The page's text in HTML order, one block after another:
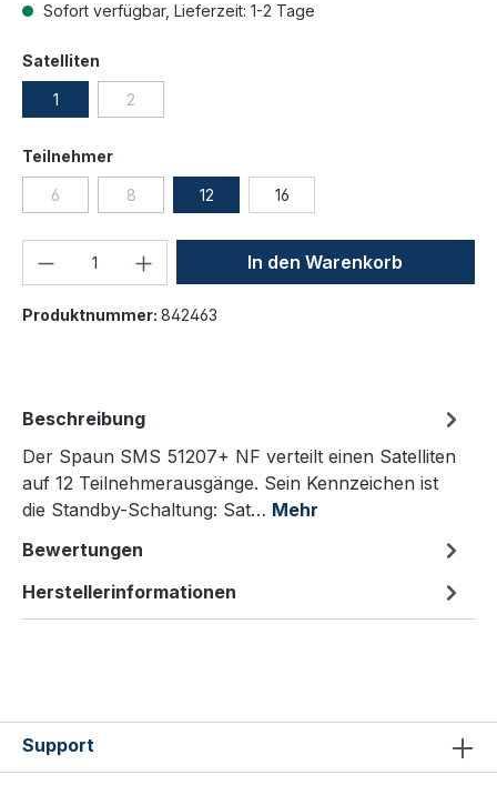
Sofort verfügbar, Lieferzeit: 1-2 Tage
Satelliten
1 2
Teilnehmer
6 8 12 16
Produkt Anzahl: Gib denIn den Warenkorb
Produktnummer: 842463
Beschreibung
Der Spaun SMS 51207+ NF verteilt einen Satelliten
auf 12 Teilnehmerausgänge. Sein Kennzeichen ist
die Standby-Schaltung: Sat… Mehr
Bewertungen
Herstellerinformationen
Support